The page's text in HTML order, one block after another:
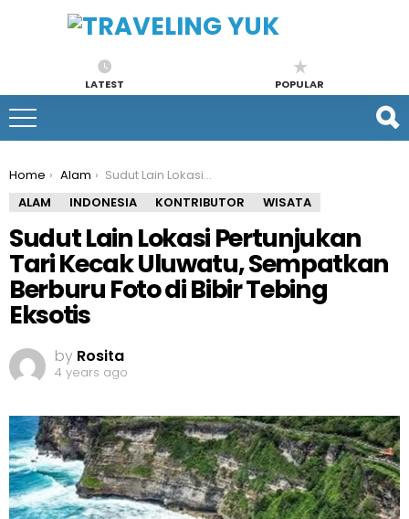
LATEST POPULAR
You are here:
Home Alam
Sudut Lain Lokasi Pertunjukan Tari Kecak Uluwatu, Sempatkan Berburu Foto di Bibir Tebing Eksotis
ALAM
INDONESIA KONTRIBUTOR WISATA
Sudut Lain Lokasi Pertunjukan
Tari Kecak Uluwatu, Sempatkan
Berburu Foto di Bibir Tebing
Eksotis
by Rosita
4 years ago